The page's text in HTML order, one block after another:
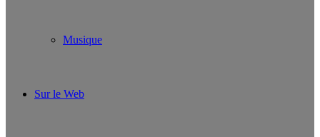
Musique
Sur le Web